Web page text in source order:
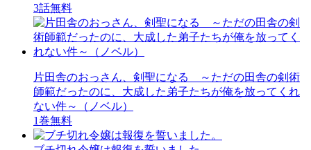
3話無料
片田舎のおっさん、剣聖になる ～ただの田舎の剣術
師範だったのに、大成した弟子たちが俺を放ってくれ
ない件～（ノベル）
1巻無料